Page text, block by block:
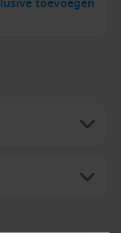
toevoegen